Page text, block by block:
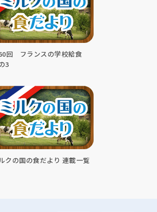
回 フランスの学校給食
3
クの国の食だより 連載一覧